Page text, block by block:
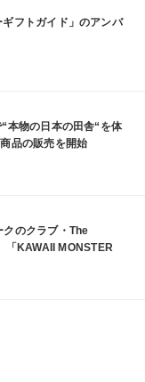
フトガイド」のアンバ
本物の日本の田舎“を体
品の販売を開始
のクラブ・The
KAWAII MONSTER